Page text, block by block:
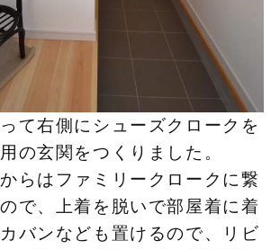
て右側にシューズクロークを
の玄関をつくりました。
らはファミリークロークに繋
で、上着を脱いで部屋着に着
バンなども置けるので、リビ